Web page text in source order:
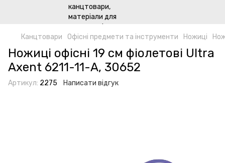
Канцтовари Офісні предмети та інструменти Ножиці
Ножиці офісні 19 см фіолетові Ultra
Axent 6211-11-А, 30652
Артикул: 2275 Написати відгук